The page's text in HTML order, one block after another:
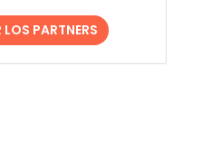
PARTNERS